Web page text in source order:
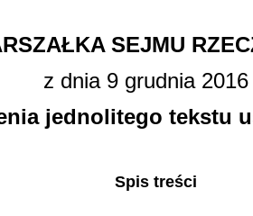
SEJMU
z dnia 9 grudnia 2016
jednolitego tekstu
Spis treści